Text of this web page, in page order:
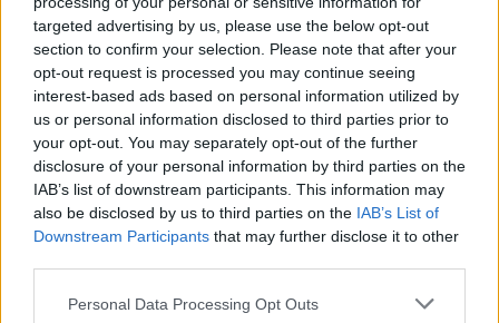
targeted advertising by us, please use the below opt-out
section to confirm your selection. Please note that after your
opt-out request is processed you may continue seeing
interest-based ads based on personal information utilized by
us or personal information disclosed to third parties prior to
your opt-out. You may separately opt-out of the further
disclosure of your personal information by third parties on the
IAB’s list of downstream participants. This information may
also be disclosed by us to third parties on the IAB’s List of
Downstream Participants that may further disclose it to other
Personal Data Processing Opt Outs